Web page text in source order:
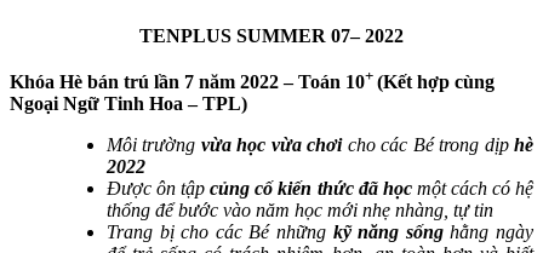
TENPLUS SUMMER 07– 2022
Khóa Hè bán trú lần 7 năm 2022 – Toán 10+ (Kết hợp cùng
Ngoại Ngữ Tinh Hoa – TPL)
Môi trường vừa học vừa chơi cho các Bé trong dịphè
2022
Được ôn tậpcủng cố kiến thức đã họcmột cách có hệ
thống để bước vào năm học mới nhẹ nhàng, tự tin
Trang bị cho các Bé những kỹ năng sốnghằng ngày